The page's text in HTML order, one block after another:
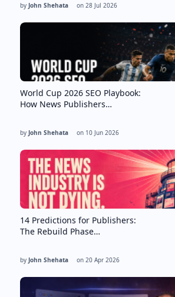
by John Shehata on 28 Jul 2026
World Cup 2026 SEO Playbook:
How News Publishers…
by John Shehata on 10 Jun 2026
14 Predictions for Publishers:
The Rebuild Phase…
by John Shehata on 20 Apr 2026